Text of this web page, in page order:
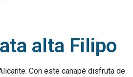
alta Filipo
Con este canapé disfruta de